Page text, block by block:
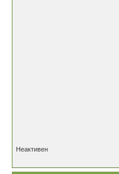
Неактивен